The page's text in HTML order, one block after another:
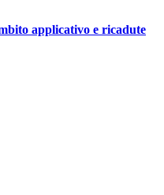
applicativo e ricadute